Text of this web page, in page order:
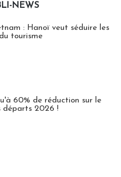
NEWS
: Hanoï veut séduire les
tourisme
60% de réduction sur le
départs 2026 !